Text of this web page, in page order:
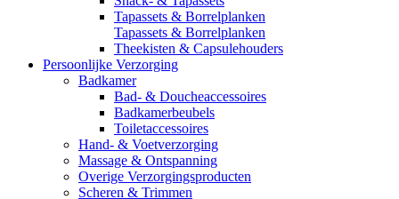
Tapassets & Borrelplanken
Tapassets & Borrelplanken
Theekisten & Capsulehouders
Persoonlijke Verzorging
Badkamer
Bad- & Doucheaccessoires
Badkamerbeubels
Toiletaccessoires
Hand- & Voetverzorging
Massage & Ontspanning
Overige Verzorgingsproducten
Scheren & Trimmen